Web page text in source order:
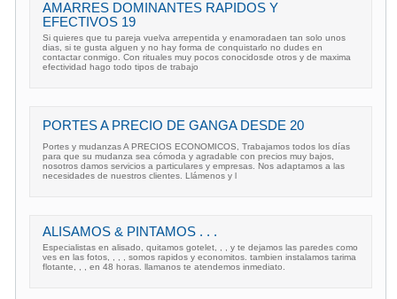
AMARRES DOMINANTES RAPIDOS Y
EFECTIVOS 19
Si quieres que tu pareja vuelva arrepentida y enamoradaen tan solo unos
dias, si te gusta alguen y no hay forma de conquistarlo no dudes en
contactar conmigo. Con rituales muy pocos conocidosde otros y de maxima
efectividad hago todo tipos de trabajo
PORTES A PRECIO DE GANGA DESDE 20
Portes y mudanzas A PRECIOS ECONOMICOS, Trabajamos todos los días
para que su mudanza sea cómoda y agradable con precios muy bajos,
nosotros damos servicios a particulares y empresas. Nos adaptamos a las
necesidades de nuestros clientes. Llámenos y l
ALISAMOS & PINTAMOS . . .
Especialistas en alisado, quitamos gotelet, , , y te dejamos las paredes como
ves en las fotos, , , , somos rapidos y economitos. tambien instalamos tarima
flotante, , , en 48 horas. llamanos te atendemos inmediato.